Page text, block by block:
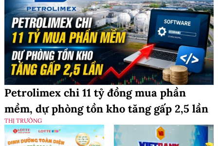
Petrolimex chi 11 tỷ đồng mua phần
mềm, dự phòng tồn kho tăng gấp 2,5 lần
THỊ TRƯỜNG